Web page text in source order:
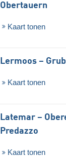
Obertauern
Kaart tonen
Lermoos –
Kaart tonen
Latemar –
Predazzo
Kaart tonen